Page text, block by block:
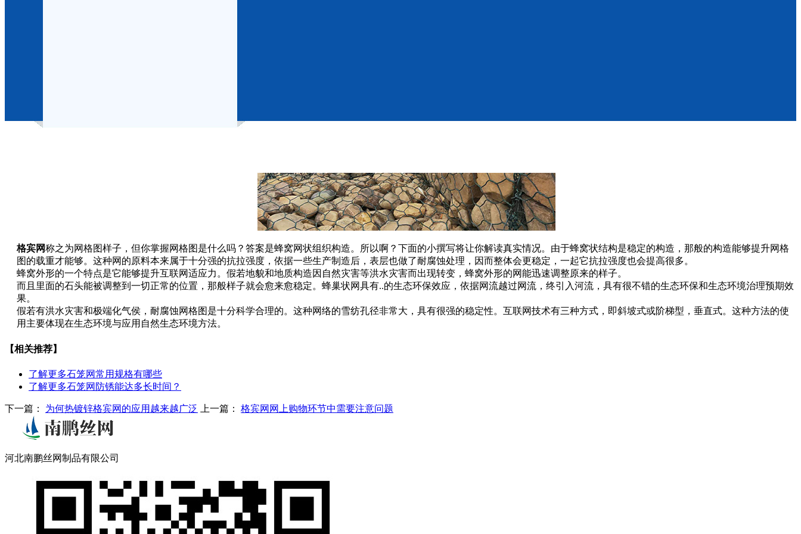
格宾网称之为网格图样子，但你掌握网格图是什么吗？答案是蜂窝网状组织构造。所以啊？下面的小撰写将让你解读真实情况。由于蜂窝状结构是稳定的构造，那般的构造能够提升网格
图的载重才能够。这种网的原料本来属于十分强的抗拉强度，依据一些生产制造后，表层也做了耐腐蚀处理，因而整体会更稳定，一起它抗拉强度也会提高很多。
蜂窝外形的一个特点是它能够提升互联网适应力。假若地貌和地质构造因自然灾害等洪水灾害而出现转变，蜂窝外形的网能迅速调整原来的样子。
而且里面的石头能被调整到一切正常的位置，那般样子就会愈来愈稳定。蜂巢状网具有..的生态环保效应，依据网流越过网流，终引入河流，具有很不错的生态环保和生态环境治理预期效
果。
假若有洪水灾害和极端化气侯，耐腐蚀网格图是十分科学合理的。这种网络的雪纺孔径非常大，具有很强的稳定性。互联网技术有三种方式，即斜坡式或阶梯型，垂直式。这种方法的使
用主要体现在生态环境与应用自然生态环境方法。
【相关推荐】
了解更多石笼网常用规格有哪些
了解更多石笼网防锈能达多长时间？
下一篇： 为何热镀锌格宾网的应用越来越广泛 上一篇： 格宾网网上购物环节中需要注意问题
河北南鹏丝网制品有限公司